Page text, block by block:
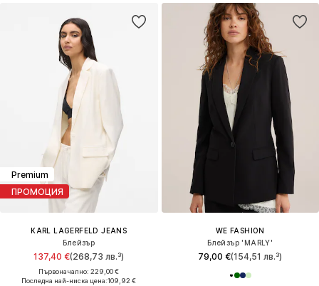
Premium
ПРОМОЦИЯ
KARL LAGERFELD JEANS
Блейзър
137,40 €(268,73 лв.³)
Първоначално: 229,00 €
Последна най-ниска цена:109,92 €
WE FASHION
Блейзър 'MARLY'
79,00 €(154,51 лв.³)